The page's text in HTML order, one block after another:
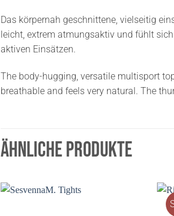
Das körpernah geschnittene, vielseitig
leicht, extrem atmungsaktiv und fühlt
aktiven Einsätzen.
The body-hugging, versatile multisport
breathable and feels very natural. The
ÄHNLICHE PRODUKTE